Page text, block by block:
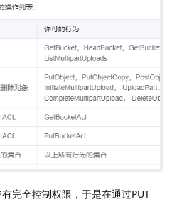
完全控制权限，于是在通过PUT